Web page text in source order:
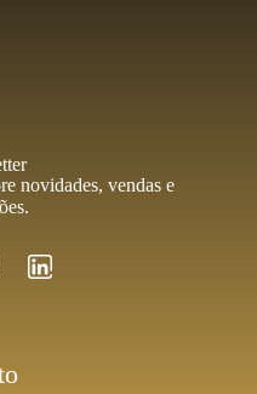
novidades, vendas e